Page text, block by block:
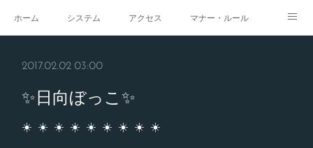
ホーム システム アクセス マナー・ルール
2017.02.02 03:00
✨日向ぼっこ✨
☀️ ☀️ ☀️ ☀️ ☀️ ☀️ ☀️ ☀️ ☀️